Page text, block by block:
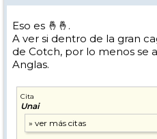
Eso es 🤞🤞.
A ver si dentro de la gran
de Cotch, por lo menos se
Anglas.
Cita
Unai